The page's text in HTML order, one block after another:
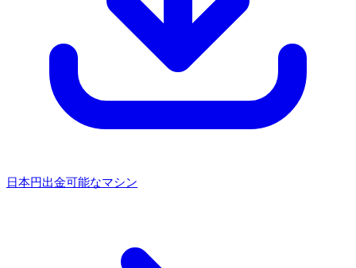
日本円出金可能なマシン